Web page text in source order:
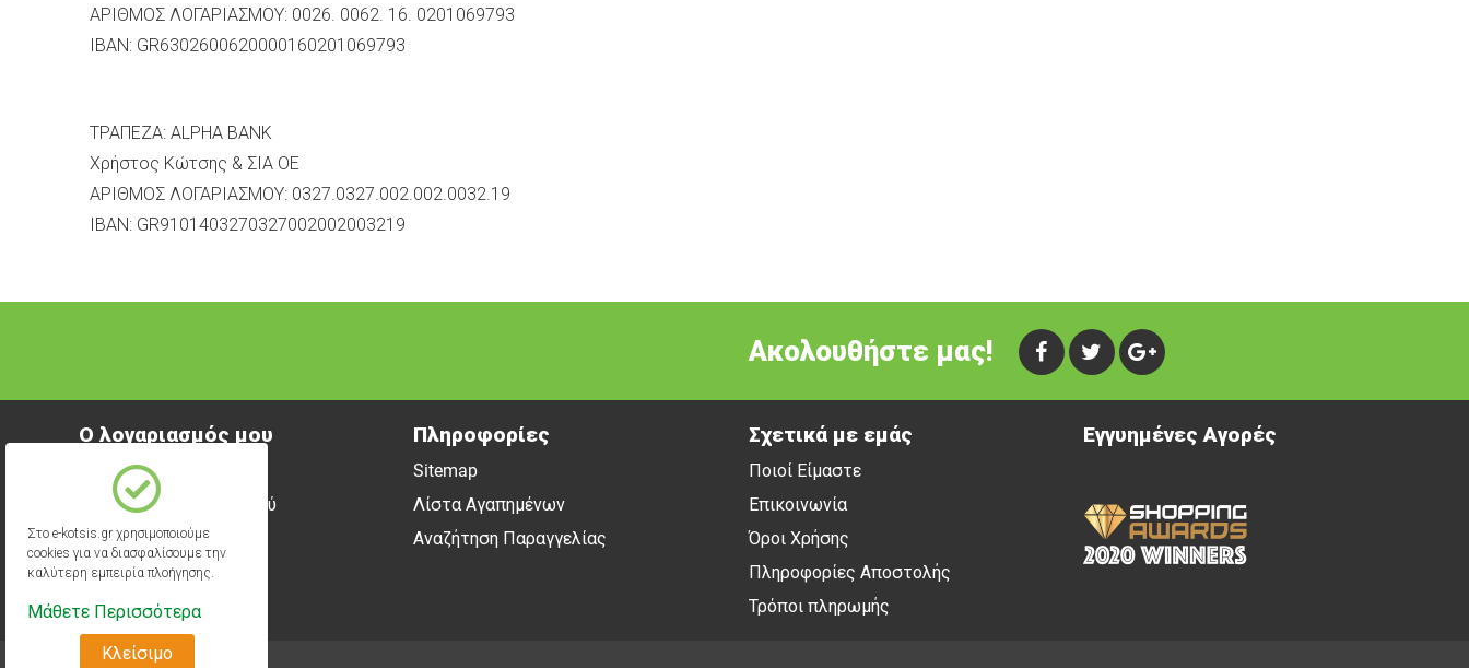
ΑΡΙΘΜΟΣ ΛΟΓΑΡΙΑΣΜΟΥ: 0026. 0062. 16. 0201069793
IBAN: GR6302600620000160201069793
ΤΡΑΠΕΖΑ: ALPHA BANK
Χρήστος Κώτσης & ΣΙΑ ΟΕ
ΑΡΙΘΜΟΣ ΛΟΓΑΡΙΑΣΜΟΥ: 0327.0327.002.002.0032.19
IBAN: GR9101403270327002002003219
Ακολουθήστε μας!
Ο λογαριασμός μου
Είσοδος
Δημιουργία Λογαριασμού
Πληροφορίες
Sitemap
Λίστα Αγαπημένων
Αναζήτηση Παραγγελίας
Σχετικά με εμάς
Ποιοί Είμαστε
Επικοινωνία
Όροι Χρήσης
Πληροφορίες Αποστολής
Τρόποι πληρωμής
Εγγυημένες Αγορές
Στο e-kotsis.gr χρησιμοποιούμε
cookies για να διασφαλίσουμε την
καλύτερη εμπειρία πλοήγησης.
Μάθετε Περισσότερα
Κλείσιμο